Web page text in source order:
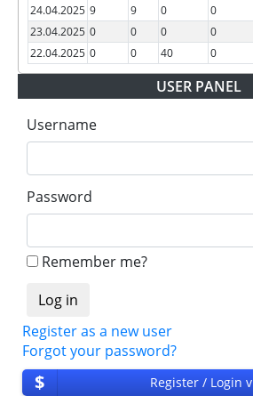
24.04.2025 9 9 0 0
23.04.2025 0 0 0 0
22.04.2025 0 0 40 0
USER PANEL
Username
Password
Remember me?
Register as a new user
Forgot your password?
$ Register / Login